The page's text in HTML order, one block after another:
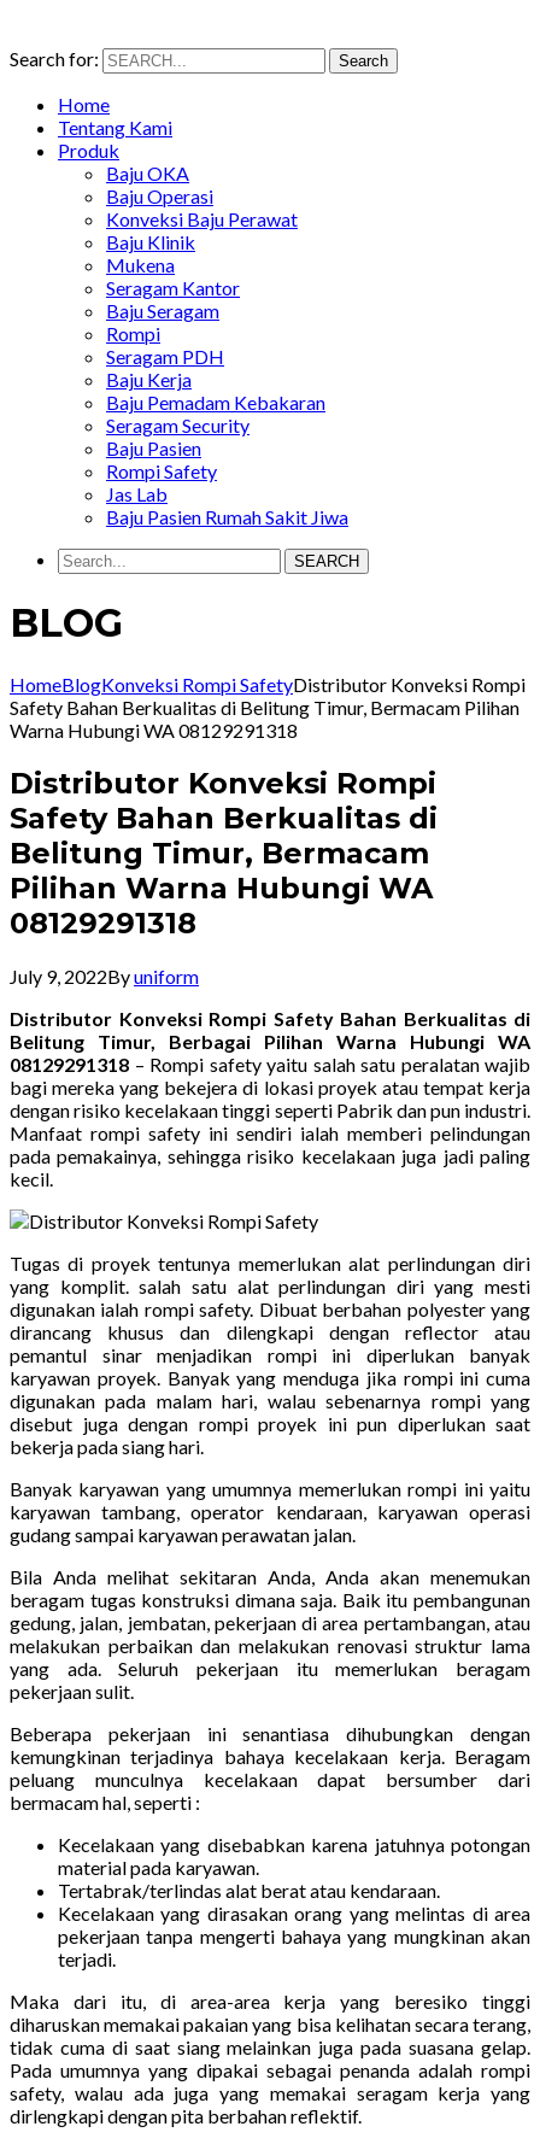
Search for: Search
Home
Tentang Kami
Produk
Baju OKA
Baju Operasi
Konveksi Baju Perawat
Baju Klinik
Mukena
Seragam Kantor
Baju Seragam
Rompi
Seragam PDH
Baju Kerja
Baju Pemadam Kebakaran
Seragam Security
Baju Pasien
Rompi Safety
Jas Lab
Baju Pasien Rumah Sakit Jiwa
SEARCH
BLOG
HomeBlogKonveksi Rompi SafetyDistributor Konveksi Rompi
Safety Bahan Berkualitas di Belitung Timur, Bermacam Pilihan
Warna Hubungi WA 08129291318
Distributor Konveksi Rompi
Safety Bahan Berkualitas di
Belitung Timur, Bermacam
Pilihan Warna Hubungi WA
08129291318
July 9, 2022Byuniform
Distributor Konveksi Rompi Safety Bahan Berkualitas di
Belitung Timur, Berbagai Pilihan Warna Hubungi WA
08129291318 – Rompi safety yaitu salah satu peralatan wajib
bagi mereka yang bekejera di lokasi proyek atau tempat kerja
dengan risiko kecelakaan tinggi seperti Pabrik dan pun industri.
Manfaat rompi safety ini sendiri ialah memberi pelindungan
pada pemakainya, sehingga risiko kecelakaan juga jadi paling
kecil.
Tugas di proyek tentunya memerlukan alat perlindungan diri
yang komplit. salah satu alat perlindungan diri yang mesti
digunakan ialah rompi safety. Dibuat berbahan polyester yang
dirancang khusus dan dilengkapi dengan reflector atau
pemantul sinar menjadikan rompi ini diperlukan banyak
karyawan proyek. Banyak yang menduga jika rompi ini cuma
digunakan pada malam hari, walau sebenarnya rompi yang
disebut juga dengan rompi proyek ini pun diperlukan saat
bekerja pada siang hari.
Banyak karyawan yang umumnya memerlukan rompi ini yaitu
karyawan tambang, operator kendaraan, karyawan operasi
gudang sampai karyawan perawatan jalan.
Bila Anda melihat sekitaran Anda, Anda akan menemukan
beragam tugas konstruksi dimana saja. Baik itu pembangunan
gedung, jalan, jembatan, pekerjaan di area pertambangan, atau
melakukan perbaikan dan melakukan renovasi struktur lama
yang ada. Seluruh pekerjaan itu memerlukan beragam
pekerjaan sulit.
Beberapa pekerjaan ini senantiasa dihubungkan dengan
kemungkinan terjadinya bahaya kecelakaan kerja. Beragam
peluang munculnya kecelakaan dapat bersumber dari
bermacam hal, seperti :
Kecelakaan yang disebabkan karena jatuhnya potongan
material pada karyawan.
Tertabrak/terlindas alat berat atau kendaraan.
Kecelakaan yang dirasakan orang yang melintas di area
pekerjaan tanpa mengerti bahaya yang mungkinan akan
terjadi.
Maka dari itu, di area-area kerja yang beresiko tinggi
diharuskan memakai pakaian yang bisa kelihatan secara terang,
tidak cuma di saat siang melainkan juga pada suasana gelap.
Pada umumnya yang dipakai sebagai penanda adalah rompi
safety, walau ada juga yang memakai seragam kerja yang
dirlengkapi dengan pita berbahan reflektif.